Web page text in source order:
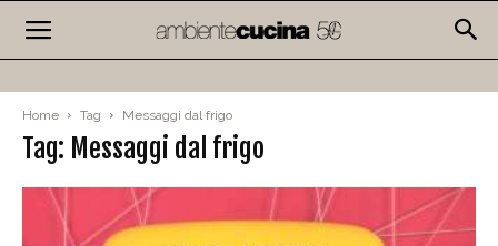
Home Tag Messaggi dal frigo
Tag: Messaggi dal frigo